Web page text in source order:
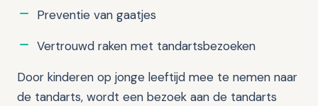
Preventie van gaatjes
Vertrouwd raken met tandartsbezoeken
Door kinderen op jonge leeftijd mee te nemen naar
de tandarts, wordt een bezoek aan de tandarts